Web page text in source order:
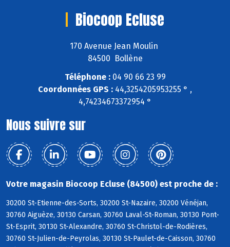
Biocoop Ecluse
170 Avenue Jean Moulin
84500 Bollène
Téléphone :04 90 66 23 99
Coordonnées GPS : 44,3254205953255 ° ,
4,74234673372954 °
Nous suivre sur
Votre magasin Biocoop Ecluse (84500) est proche de :
30200 St-Etienne-des-Sorts, 30200 St-Nazaire, 30200 Vénéjan,
30760 Aiguèze, 30130 Carsan, 30760 Laval-St-Roman, 30130 Pont-
St-Esprit, 30130 St-Alexandre, 30760 St-Christol-de-Rodières,
30760 St-Julien-de-Peyrolas, 30130 St-Paulet-de-Caisson, 30760